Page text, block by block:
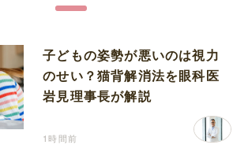
子どもの姿勢が悪いのは視力
のせい？猫背解消法を眼科医
岩見理事長が解説
1時間前